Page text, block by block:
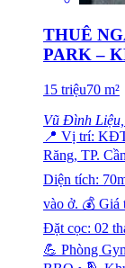
THUÊ
PARK –
15 triệu70 m²
Vũ Đình
📍 Vị trí:
Răng, TP.
Diện tích:
vào ở. 💰 Giá
Đặt cọc: 02
💪 Phòng